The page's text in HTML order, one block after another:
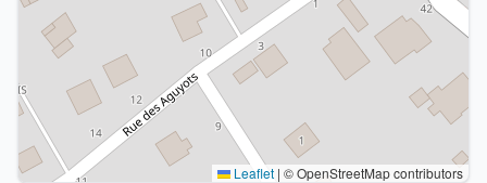
Leaflet | © OpenStreetMap contributors